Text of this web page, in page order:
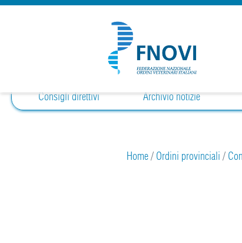
Consigli direttivi
Archivio notizie
Home/ Ordini provinciali /